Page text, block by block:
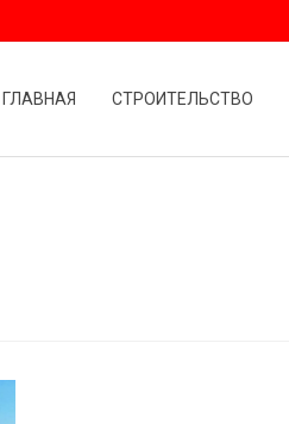
ГЛАВНАЯ СТРОИТЕЛЬСТВО